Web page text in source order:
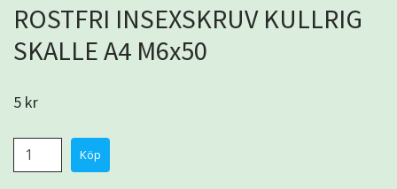
ROSTFRI INSEXSKRUV KULLRIG
SKALLE A4 M6x50
5 kr